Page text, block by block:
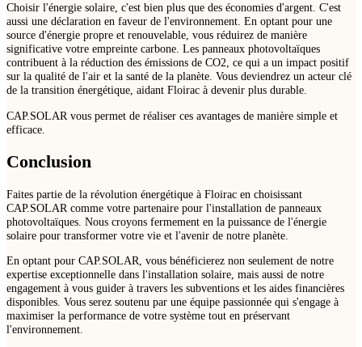
Choisir l'énergie solaire, c'est bien plus que des économies d'argent. C'est
aussi une déclaration en faveur de l'environnement. En optant pour une
source d'énergie propre et renouvelable, vous réduirez de manière
significative votre empreinte carbone. Les panneaux photovoltaïques
contribuent à la réduction des émissions de CO2, ce qui a un impact positif
sur la qualité de l'air et la santé de la planète. Vous deviendrez un acteur clé
de la transition énergétique, aidant Floirac à devenir plus durable.
CAP.SOLAR vous permet de réaliser ces avantages de manière simple et
efficace.
Conclusion
Faites partie de la révolution énergétique à Floirac en choisissant
CAP.SOLAR comme votre partenaire pour l'installation de panneaux
photovoltaïques. Nous croyons fermement en la puissance de l'énergie
solaire pour transformer votre vie et l'avenir de notre planète.
En optant pour CAP.SOLAR, vous bénéficierez non seulement de notre
expertise exceptionnelle dans l'installation solaire, mais aussi de notre
engagement à vous guider à travers les subventions et les aides financières
disponibles. Vous serez soutenu par une équipe passionnée qui s'engage à
maximiser la performance de votre système tout en préservant
l'environnement.